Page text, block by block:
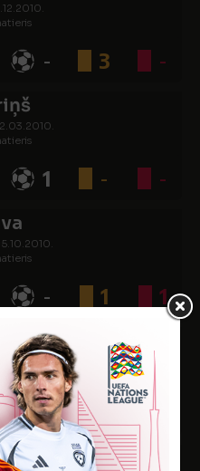
- 3 -
1 - -
- 1 1
- - -